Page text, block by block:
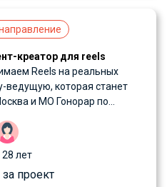
креатор для reels
Reels на реальных
которая станет
и МО Гонорар по...
28 лет
проект